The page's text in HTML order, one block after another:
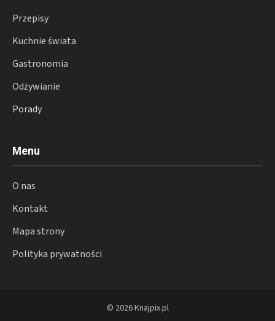
Przepisy
Kuchnie świata
Gastronomia
Odżywianie
Porady
Menu
O nas
Kontakt
Mapa strony
Polityka prywatności
© 2026 Knajpix.pl